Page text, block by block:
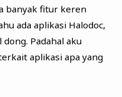
banyak fitur keren
ada aplikasi Halodoc,
Padahal aku
aplikasi apa yang